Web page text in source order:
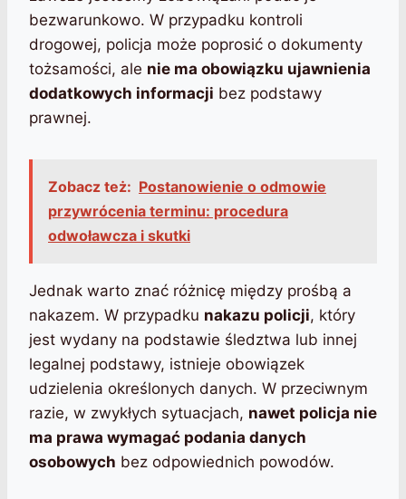
bezwarunkowo. W przypadku kontroli
drogowej, policja może poprosić o dokumenty
tożsamości, ale nie ma obowiązku ujawnienia
dodatkowych informacji bez podstawy
prawnej.
Zobacz też: Postanowienie o odmowie
przywrócenia terminu: procedura
odwoławcza i skutki
Jednak warto znać różnicę między prośbą a
nakazem. W przypadku nakazu policji, który
jest wydany na podstawie śledztwa lub innej
legalnej podstawy, istnieje obowiązek
udzielenia określonych danych. W przeciwnym
razie, w zwykłych sytuacjach, nawet policja nie
ma prawa wymagać podania danych
osobowych bez odpowiednich powodów.